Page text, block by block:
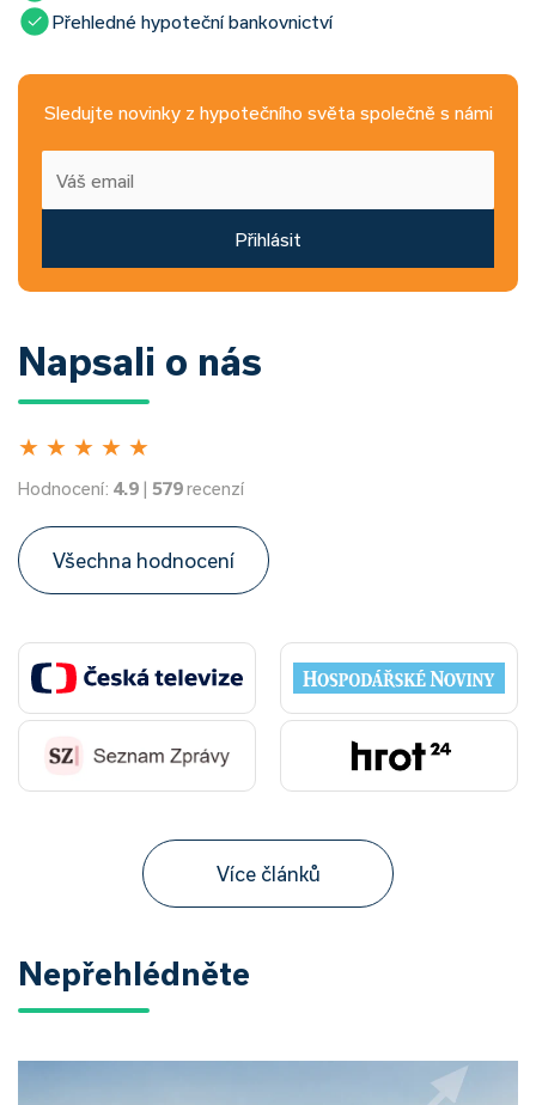
Přehledné hypoteční bankovnictví
Sledujte novinky z hypotečního světa společně s námi
Přihlásit
Napsali o nás
★ ★ ★ ★ ★
Hodnocení: 4.9 | 579recenzí
Všechna hodnocení
Více článků
Nepřehlédněte